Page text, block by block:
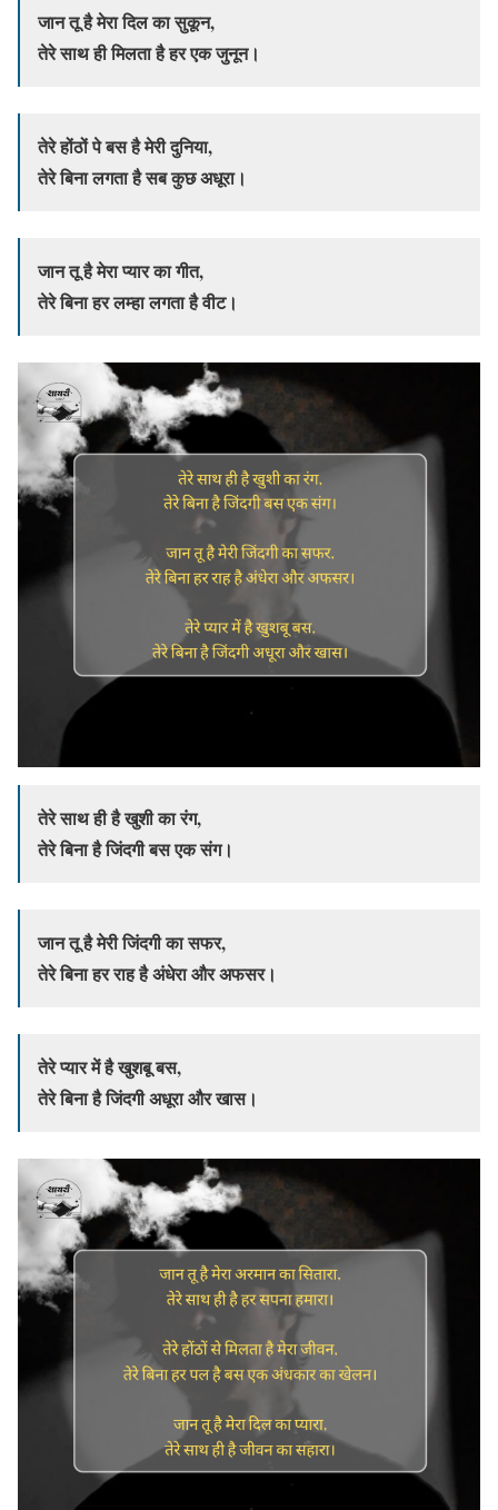
जान तू है मेरा दिल का सुकून,
तेरे साथ ही मिलता है हर एक जुनून।
तेरे होंठों पे बस है मेरी दुनिया,
तेरे बिना लगता है सब कुछ अधूरा।
जान तू है मेरा प्यार का गीत,
तेरे बिना हर लम्हा लगता है वीट।
तेरे साथ ही है खुशी का रंग,
तेरे बिना है जिंदगी बस एक संग।
जान तू है मेरी जिंदगी का सफर,
तेरे बिना हर राह है अंधेरा और अफसर।
तेरे प्यार में है खुशबू बस,
तेरे बिना है जिंदगी अधूरा और खास।